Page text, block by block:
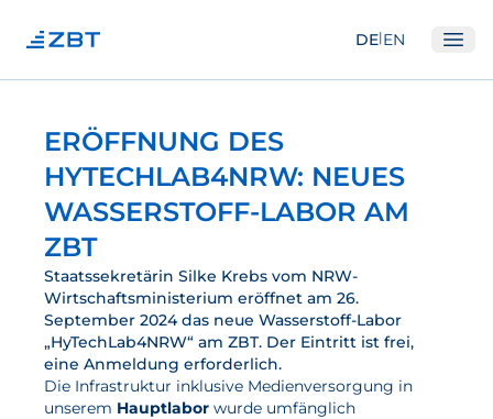
DE|EN
Institut
Über Uns
Abteilungen
Ausstattung
Gute Wissenschaftliche Praxis
Open Science und IP
Gremien
Unser Netzwerk
ERÖFFNUNG DES
HYTECHLAB4NRW: NEUES
WASSERSTOFF-LABOR AM
ZBT
Staatssekretärin Silke Krebs vom NRW-
Wirtschaftsministerium eröffnet am 26.
September 2024 das neue Wasserstoff-Labor
„HyTechLab4NRW“ am ZBT. Der Eintritt ist frei,
eine Anmeldung erforderlich.
Die Infrastruktur inklusive Medienversorgung in
unserem Hauptlabor wurde umfänglich